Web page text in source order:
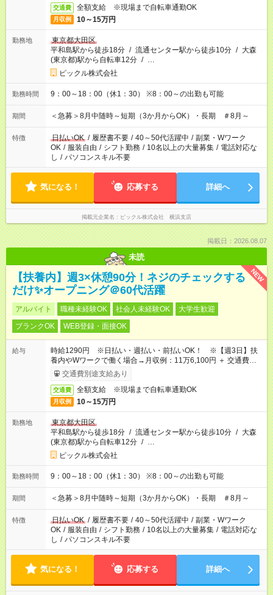
交通費 全額支給 ※現場まで自転車通勤OK
月収例 10～15万円
勤務地
東京都大田区
平和島駅から徒歩18分 / 流通センター駅から徒歩10分 / 大森
(東京都)駅から自転車12分 / …
ピックル株式会社
勤務時間 9：00～18：00（休1：30） ※8：00～の出勤も可能
期間 ＜急募＞8月中随時～短期（3か月からOK）・長期 ＃8月～
特徴 日払いOK / 履歴書不要 / 40～50代活躍中 / 副業・Wワーク
OK / 服装自由 / シフト勤務 / 10名以上の大量募集 / 電話対応な
し / パソコンスキル不要
気になる！ 応募する 詳細へ
掲載元企業名 ピックル株式会社 横浜支店
掲載日：2026.08.07
未読
NEW
【扶養内】週3×休憩90分！ネジのチェックする
だけ✨オープニング＠60代活躍
アルバイト 職種未経験OK 社会人未経験OK
大学生歓迎
ブランクOK
WEB登録・面接OK
給与
時給1290円 ※日払い・週払い・前払いOK！ ※【週3日】扶
養内やWワークで働く場合→月収例：11万6,100円 ＋ 交通費全
額（時給1,290円 × 7.5時間 × 12日勤務）
交通費別途支給あり
交通費 全額支給 ※現場まで自転車通勤OK
月収例 10～15万円
勤務地
東京都大田区
平和島駅から徒歩18分 / 流通センター駅から徒歩10分 / 大森
(東京都)駅から自転車12分 / …
ピックル株式会社
勤務時間 9：00～18：00（休1：30） ※8：00～の出勤も可能
期間 ＜急募＞8月中随時～短期（3か月からOK）・長期 ＃8月～
特徴 日払いOK / 履歴書不要 / 40～50代活躍中 / 副業・Wワーク
OK / 服装自由 / シフト勤務 / 10名以上の大量募集 / 電話対応な
し / パソコンスキル不要
気になる！ 応募する 詳細へ